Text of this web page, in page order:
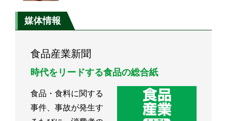
媒体情報
食品産業新聞
時代をリードする食品の総合紙
食品・食料に関する
事件、事故が発生す